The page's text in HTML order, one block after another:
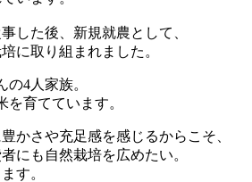
した後、新規就農として、
に取り組まれました。
4人家族。
を育てています。
かさや充足感を感じるからこそ、
にも自然栽培を広めたい。
す。